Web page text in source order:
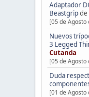
Adaptador
Beastgripde
[05 de Agosto
Nuevos
3 Legged
Cutanda
[05 de Agosto
Duda
[01 de Agosto